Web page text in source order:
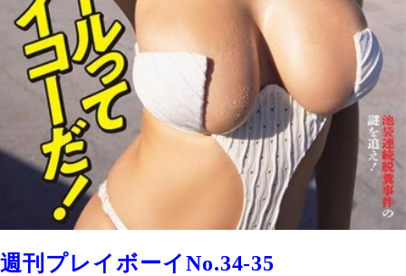
週刊プレイボーイNo.34-35